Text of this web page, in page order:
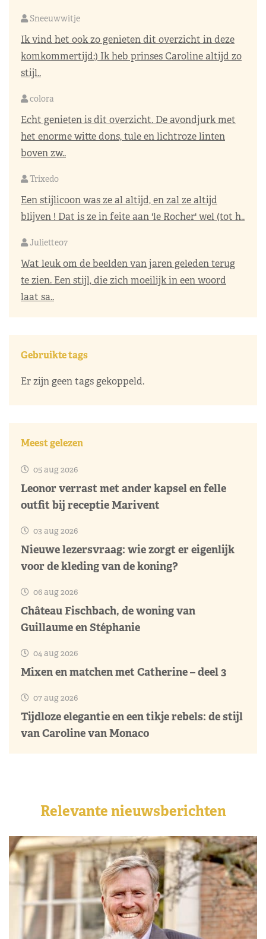
Sneeuwwitje
Ik vind het ook zo genieten dit overzicht in deze
komkommertijd:) Ik heb prinses Caroline altijd zo
stijl..
colora
Echt genieten is dit overzicht. De avondjurk met
het enorme witte dons, tule en lichtroze linten
boven zw..
Trixedo
Een stijlicoon was ze al altijd, en zal ze altijd
blijven ! Dat is ze in feite aan 'le Rocher' wel (tot h..
Juliette07
Wat leuk om de beelden van jaren geleden terug
te zien. Een stijl, die zich moeilijk in een woord
laat sa..
Gebruikte tags
Er zijn geen tags gekoppeld.
Meest gelezen
05 aug 2026
Leonor verrast met ander kapsel en felle
outfit bij receptie Marivent
03 aug 2026
Nieuwe lezersvraag: wie zorgt er eigenlijk
voor de kleding van de koning?
06 aug 2026
Château Fischbach, de woning van
Guillaume en Stéphanie
04 aug 2026
Mixen en matchen met Catherine – deel 3
07 aug 2026
Tijdloze elegantie en een tikje rebels: de stijl
van Caroline van Monaco
Relevante nieuwsberichten